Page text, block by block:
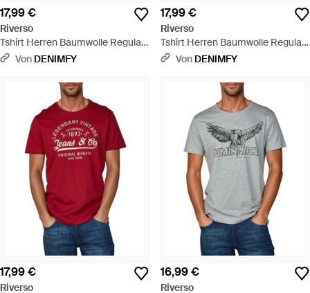
17,99 €
Riverso
Tshirt Herren Baumwolle Regular
Fit Rivleon - Grau
Von DENIMFY
17,99 €
Riverso
Tshirt Herren Baumwolle Regular
Fit Rivleon - Grün
Von DENIMFY
17,99 €
Riverso
16,99 €
Riverso